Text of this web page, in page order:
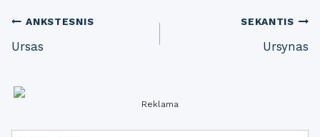
Post
navigation
ANKSTESNIS
Ursas
SEKANTIS
Ursynas
Reklama